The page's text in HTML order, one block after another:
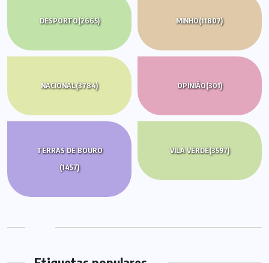
DESPORTO(2665) MINHO(11807)
NACIONAL(3784) OPINIÃO(301)
TERRAS DE BOURO
(1457)
VILA VERDE(3597)